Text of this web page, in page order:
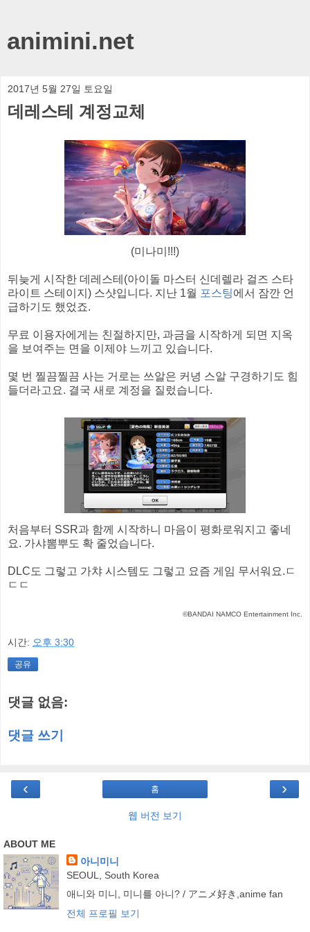
animini.net
2017년 5월 27일 토요일
데레스테 계정교체
(미나미!!!)
뒤늦게 시작한 데레스테(아이돌 마스터 신데렐라 걸즈 스타
라이트 스테이지) 스샷입니다. 지난 1월 포스팅에서 잠깐 언
급하기도 했었죠.
무료 이용자에게는 친절하지만, 과금을 시작하게 되면 지옥
을 보여주는 면을 이제야 느끼고 있습니다.
몇 번 찔끔찔끔 사는 거로는 쓰알은 커녕 스알 구경하기도 힘
들더라고요. 결국 새로 계정을 질렀습니다.
처음부터 SSR과 함께 시작하니 마음이 평화로워지고 좋네
요. 가샤뽐뿌도 확 줄었습니다.
DLC도 그렇고 가챠 시스템도 그렇고 요즘 게임 무서워요.ㄷ
ㄷㄷ
©BANDAI NAMCO Entertainment Inc.
시간: 오후 3:30
공유
댓글 없음:
댓글 쓰기
‹ ›
홈
웹 버전 보기
ABOUT ME
아니미니
SEOUL, South Korea
애니와 미니, 미니를 아니? / アニメ好き,anime fan
전체 프로필 보기